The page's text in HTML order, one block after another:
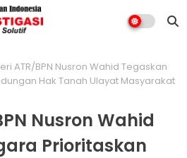
ATR/BPN Nusron Wahid Tegaskan
Hak Tanah Ulayat Masyarakat
Nusron Wahid
Prioritaskan